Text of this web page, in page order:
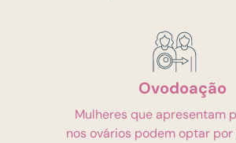
Ovodoação
Mulheres que apresentam
nos ovários podem optar